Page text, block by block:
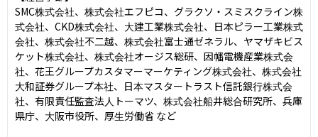
SMC株式会社、株式会社エフピコ、グラクソ・スミスクライン株
式会社、CKD株式会社、大建工業株式会社、日本ピラー工業株式
会社、株式会社不二越、株式会社富士通ゼネラル、ヤマザキビス
ケット株式会社、株式会社オージス総研、因幡電機産業株式会
社、花王グループカスタマーマーケティング株式会社、株式会社
大和証券グループ本社、日本マスタートラスト信託銀行株式会
社、有限責任監査法人トーマツ、株式会社船井総合研究所、兵庫
県庁、大阪市役所、厚生労働省 など